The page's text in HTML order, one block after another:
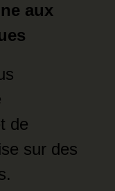
aux
de
sur des